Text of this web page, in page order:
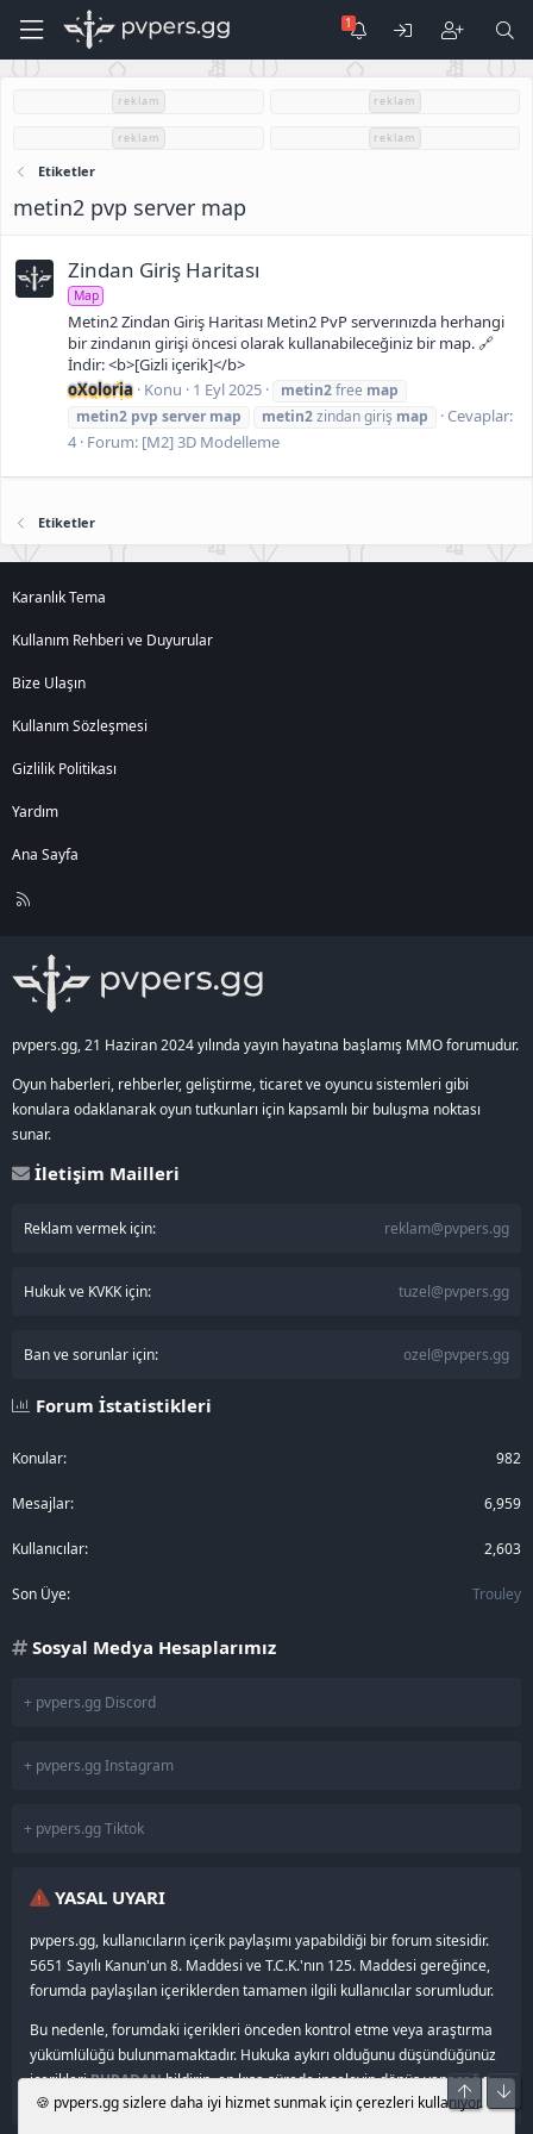
reklam reklam
reklam reklam
Etiketler
metin2 pvp server map
Zindan Giriş Haritası
Map
Metin2 Zindan Giriş Haritası Metin2 PvP serverınızda herhangi
bir zindanın girişi öncesi olarak kullanabileceğiniz bir map. 🔗
İndir: <b>[Gizli içerik]</b>
oXoloria Konu 1 Eyl 2025 metin2free map
metin2 pvp server map metin2zindan giriş map
Cevaplar:
4 Forum: [M2] 3D Modelleme
Etiketler
Karanlık Tema
Kullanım Rehberi ve Duyurular
Bize Ulaşın
Kullanım Sözleşmesi
Gizlilik Politikası
Yardım
Ana Sayfa
R
pvpers.gg, 21 Haziran 2024 yılında yayın hayatına başlamış MMO forumudur.
Oyun haberleri, rehberler, geliştirme, ticaret ve oyuncu sistemleri gibi
konulara odaklanarak oyun tutkunları için kapsamlı bir buluşma noktası
sunar.
İletişim Mailleri
Reklam vermek için: reklam@pvpers.gg
Hukuk ve KVKK için: tuzel@pvpers.gg
Ban ve sorunlar için: ozel@pvpers.gg
Forum İstatistikleri
Konular 982
Mesajlar 6,959
Kullanıcılar 2,603
Son Üye Trouley
Sosyal Medya Hesaplarımız
+ pvpers.gg Discord
+ pvpers.gg Instagram
+ pvpers.gg Tiktok
YASAL UYARI
pvpers.gg, kullanıcıların içerik paylaşımı yapabildiği bir forum sitesidir.
5651 Sayılı Kanun'un 8. Maddesi ve T.C.K.'nın 125. Maddesi gereğince,
forumda paylaşılan içeriklerden tamamen ilgili kullanıcılar sorumludur.
Bu nedenle, forumdaki içerikleri önceden kontrol etme veya araştırma
yükümlülüğü bulunmamaktadır. Hukuka aykırı olduğunu düşündüğünüz
içerikleriBURADANbildirin, en kısa sürede inceleyip dönüş yapacağız.
🍪 pvpers.gg sizlere daha iyi hizmet sunmak için çerezleri kullanıyor.
Üst Alt